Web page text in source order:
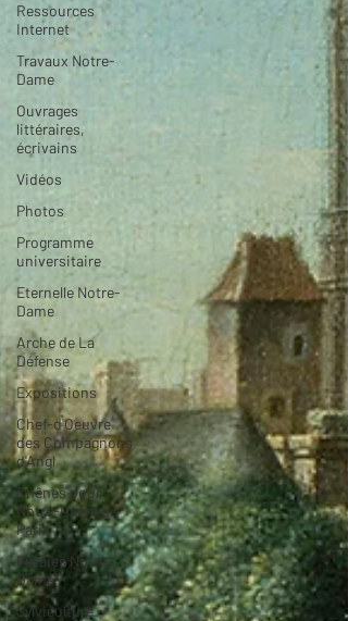
Ressources
Internet
Travaux Notre-
Dame
Ouvrages
littéraires,
écrivains
Vidéos
Photos
Programme
universitaire
Eternelle Notre-
Dame
Arche de La
Défense
Expositions
Chef-d'Oeuvre
des Compagnons
d'Angl
Chênes pour
Notre-Dame de
Paris
Futaies Notre-
Dame
Sylviculture